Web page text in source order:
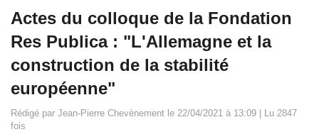
Actes du colloque de la Fondation
Res Publica : "L'Allemagne et la
construction de la stabilité
européenne"
Rédigé par Jean-Pierre Chevènement le 22/04/2021 à 13:09 | Lu 2847
fois